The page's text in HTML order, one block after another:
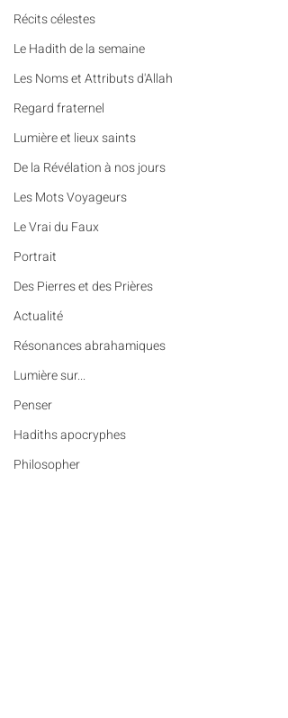
Récits célestes
Le Hadith de la semaine
Les Noms et Attributs d'Allah
Regard fraternel
Lumière et lieux saints
De la Révélation à nos jours
Les Mots Voyageurs
Le Vrai du Faux
Portrait
Des Pierres et des Prières
Actualité
Résonances abrahamiques
Lumière sur...
Penser
Hadiths apocryphes
Philosopher